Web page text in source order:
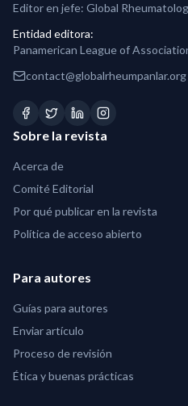
Editor en jefe: Global
Entidad editora:
Panamerican League of
contact@globalrheumpanlar.org
Sobre la revista
Acerca de
Comité Editorial
Por qué publicar en la revista
Política de acceso abierto
Para autores
Guías para autores
Enviar artículo
Proceso de revisión
Ética y buenas prácticas